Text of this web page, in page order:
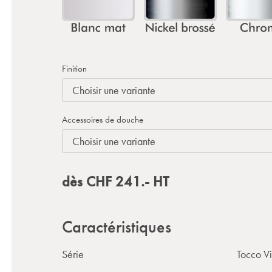
Finition
Accessoires de douche
dès CHF241.- HT
Caractéristiques
Série
Tocco